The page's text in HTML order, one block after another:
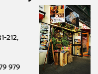
w Kraków/Szczypta
przyprawy i zioła
212,
979